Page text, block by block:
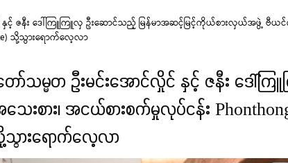
င့် ဇနီး ဒေါ်ကြူကြူလှ ဦးဆောင်သည့် မြန်မာအဆင့်မြင့်ကိုယ်စားလှယ်အဖွဲ့ ဗီယင်
သို့သွားရောက်လေ့လာ
ော်သမ္မတ ဦးမင်းအောင်လှိုင် နှင့် ဇနီး ဒေါ်
ား၊ အငယ်စားစက်မှုလုပ်ငန်း Phonthong
သွားရောက်လေ့လာ